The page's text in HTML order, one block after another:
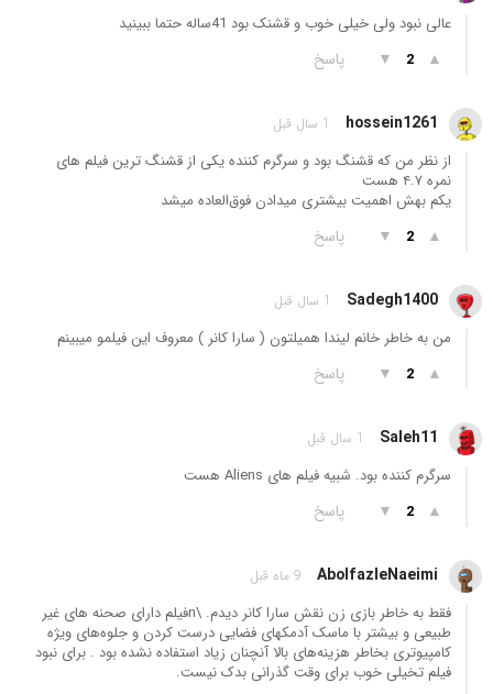
عالی نبود ولی خیلی خوب و قشنک بود 41ساله حتما ببینید
▲
2
▼ پاسخ
hossein1261 1 سال قبل
از نظر من که قشنگ بود و سرگرم کننده یکی از قشنگ ترین فیلم های
نمره ۴.۷ هست
یکم بهش اهمیت بیشتری میدادن فوق‌العاده میشد
▲
2
▼ پاسخ
Sadegh1400 1 سال قبل
من به خاطر خانم ليندا هميلتون ( سارا كانر ) معروف اين فيلمو ميبينم
▲
2
▼ پاسخ
Saleh11 1 سال قبل
سرگرم کننده بود. شبیه فیلم های Aliens هست
▲
2
▼ پاسخ
AbolfazleNaeimi 9 ماه قبل
فقط به خاطر بازی زن نقش سارا کانر دیدم. \nفیلم دارای صحنه های غیر
طبیعی و بیشتر با ماسک آدمکهای فضایی درست کردن و جلوه‌های ویژه
کامپیوتری بخاطر هزینه‌های بالا آنچنان زیاد استفاده نشده بود . برای نبود
فیلم تخیلی خوب برای وقت گذرانی بدک نیست.